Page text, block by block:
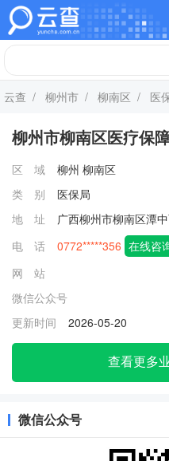
云查 / 柳州市 / 柳南区 / 医
柳州市柳南区医疗保
区 域 柳州 柳南区
类 别
医保局
地 址
广西柳州市柳南区潭
电 话
0772*****356 在线咨
网 站
微信公众号
更新时间
2026-05-20
查看更多
微信公众号